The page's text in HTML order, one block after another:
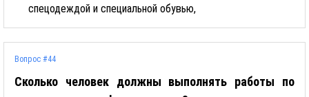
спецодеждой и специальной обувью,
Вопрос #44
Сколько человек должны выполнять работы по